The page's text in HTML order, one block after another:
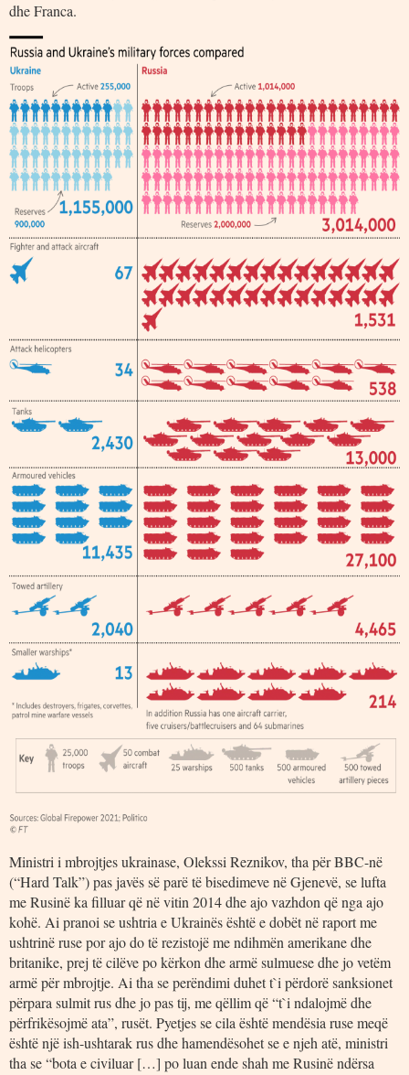
dhe Franca.
Ministri i mbrojtjes ukrainase, Olekssi Reznikov, tha për BBC-në
(“Hard Talk”) pas javës së parë të bisedimeve në Gjenevë, se lufta
me Rusinë ka filluar që në vitin 2014 dhe ajo vazhdon që nga ajo
kohë. Ai pranoi se ushtria e Ukrainës është e dobët në raport me
ushtrinë ruse por ajo do të rezistojë me ndihmën amerikane dhe
britanike, prej të cilëve po kërkon dhe armë sulmuese dhe jo vetëm
armë për mbrojtje. Ai tha se perëndimi duhet t`i përdorë sanksionet
përpara sulmit rus dhe jo pas tij, me qëllim që “t`i ndalojmë dhe
përfrikësojmë ata”, rusët. Pyetjes se cila është mendësia ruse meqë
është një ish-ushtarak rus dhe hamendësohet se e njeh atë, ministri
tha se “bota e civiluar […] po luan ende shah me Rusinë ndërsa